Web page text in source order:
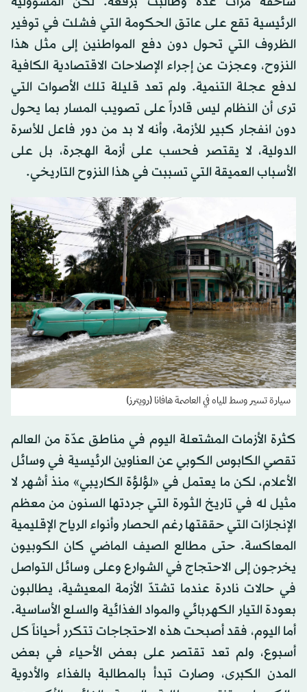
الرئيسية تقع على عاتق الحكومة التي فشلت في توفير
الظروف التي تحول دون دفع المواطنين إلى مثل هذا
النزوح، وعجزت عن إجراء الإصلاحات الاقتصادية الكافية
لدفع عجلة التنمية. ولم تعد قليلة تلك الأصوات التي
ترى أن النظام ليس قادراً على تصويب المسار بما يحول
دون انفجار كبير للأزمة، وأنه لا بد من دور فاعل للأسرة
الدولية، لا يقتصر فحسب على أزمة الهجرة، بل على
الأسباب العميقة التي تسببت في هذا النزوح التاريخي.
سيارة تسير وسط المياه في العاصمة هافانا (رويترز)
كثرة الأزمات المشتعلة اليوم في مناطق عدّة من العالم
تقصي الكابوس الكوبي عن العناوين الرئيسية في وسائل
الأعلام، لكن ما يعتمل في «لؤلؤة الكاريبي» منذ أشهر لا
مثيل له في تاريخ الثورة التي جردتها السنون من معظم
الإنجازات التي حققتها رغم الحصار وأنواء الرياح الإقليمية
المعاكسة. حتى مطالع الصيف الماضي كان الكوبيون
يخرجون إلى الاحتجاج في الشوارع وعلى وسائل التواصل
في حالات نادرة عندما تشتدّ الأزمة المعيشية، يطالبون
بعودة التيار الكهربائي والمواد الغذائية والسلع الأساسية.
أما اليوم، فقد أصبحت هذه الاحتجاجات تتكرر أحياناً كل
أسبوع، ولم تعد تقتصر على بعض الأحياء في بعض
المدن الكبرى، وصارت تبدأ بالمطالبة بالغذاء والأدوية